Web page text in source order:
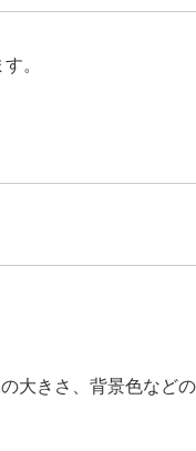
。
大きさ、背景色など